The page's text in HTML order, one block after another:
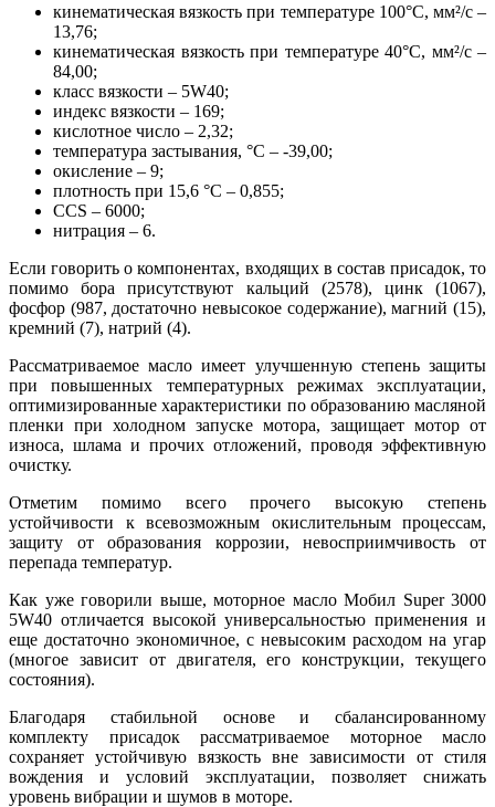
кинематическая вязкость при температуре 100°С, мм²/с –
13,76;
кинематическая вязкость при температуре 40°С, мм²/с –
84,00;
класс вязкости – 5W40;
индекс вязкости – 169;
кислотное число – 2,32;
температура застывания, °С – -39,00;
окисление – 9;
плотность при 15,6 °С – 0,855;
CCS – 6000;
нитрация – 6.
Если говорить о компонентах, входящих в состав присадок, то
помимо бора присутствуют кальций (2578), цинк (1067),
фосфор (987, достаточно невысокое содержание), магний (15),
кремний (7), натрий (4).
Рассматриваемое масло имеет улучшенную степень защиты
при повышенных температурных режимах эксплуатации,
оптимизированные характеристики по образованию масляной
пленки при холодном запуске мотора, защищает мотор от
износа, шлама и прочих отложений, проводя эффективную
очистку.
Отметим помимо всего прочего высокую степень
устойчивости к всевозможным окислительным процессам,
защиту от образования коррозии, невосприимчивость от
перепада температур.
Как уже говорили выше, моторное масло Мобил Super 3000
5W40 отличается высокой универсальностью применения и
еще достаточно экономичное, с невысоким расходом на угар
(многое зависит от двигателя, его конструкции, текущего
состояния).
Благодаря стабильной основе и сбалансированному
комплекту присадок рассматриваемое моторное масло
сохраняет устойчивую вязкость вне зависимости от стиля
вождения и условий эксплуатации, позволяет снижать
уровень вибрации и шумов в моторе.